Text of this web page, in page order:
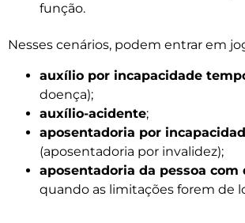
função.
Nesses cenários, podem entrar em
auxílio por incapacidade
doença);
auxílio-acidente;
aposentadoria por
(aposentadoria por invalidez);
aposentadoria da pessoa com
quando as limitações forem de